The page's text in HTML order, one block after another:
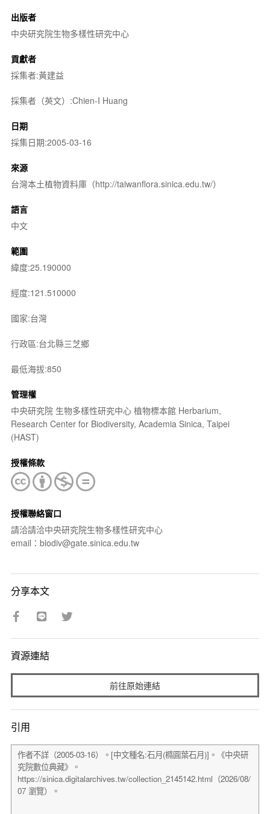
出版者
中央研究院生物多樣性研究中心
貢獻者
採集者:黃建益
採集者（英文）:Chien-I Huang
日期
採集日期:2005-03-16
來源
台灣本土植物資料庫（http://taiwanflora.sinica.edu.tw/）
語言
中文
範圍
緯度:25.190000
經度:121.510000
國家:台灣
行政區:台北縣三芝鄉
最低海拔:850
管理權
中央研究院 生物多樣性研究中心 植物標本館 Herbarium,
Research Center for Biodiversity, Academia Sinica, Taipei
(HAST)
授權條款
授權聯絡窗口
請洽請洽中央研究院生物多樣性研究中心
email：biodiv@gate.sinica.edu.tw
分享本文
資源連結
前往原始連結
引用